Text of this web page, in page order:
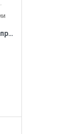
Отдых под парусом в Испании. Справочник по яхтингу в Каталонии